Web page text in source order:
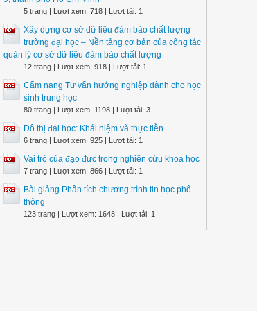
5 trang | Lượt xem: 718 | Lượt tải: 1
Xây dựng cơ sở dữ liệu đảm bảo chất lượng
trường đại học – Nền tảng cơ bản của công tác
quản lý cơ sở dữ liệu đảm bảo chất lượng
12 trang | Lượt xem: 918 | Lượt tải: 1
Cẩm nang Tư vấn hướng nghiệp dành cho học
sinh trung học
80 trang | Lượt xem: 1198 | Lượt tải: 3
Đô thị đại học: Khái niệm và thực tiễn
6 trang | Lượt xem: 925 | Lượt tải: 1
Vai trò của đạo đức trong nghiên cứu khoa học
7 trang | Lượt xem: 866 | Lượt tải: 1
Bài giảng Phân tích chương trình tin học phổ
thông
123 trang | Lượt xem: 1648 | Lượt tải: 1